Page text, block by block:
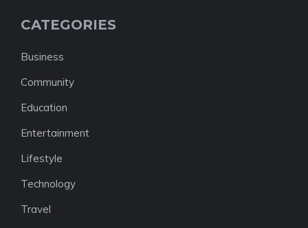
CATEGORIES
Business
Community
Education
Entertainment
Lifestyle
Technology
Travel